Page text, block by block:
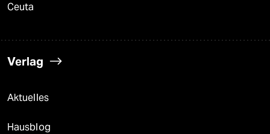
Ceuta
Verlag
Aktuelles
Hausblog